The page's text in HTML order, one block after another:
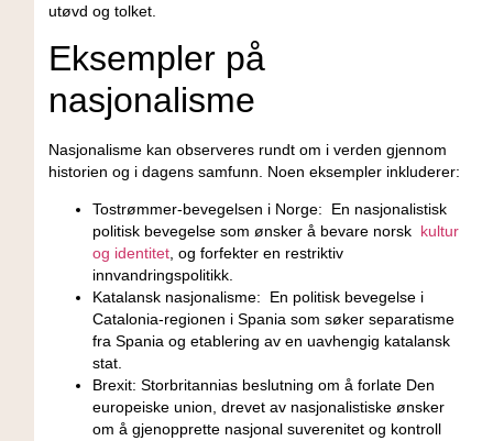
utøvd og ‌tolket.
Eksempler på
nasjonalisme
Nasjonalisme ⁣kan observeres rundt om ​i verden gjennom
historien og i‍ dagens samfunn. Noen eksempler ⁣inkluderer:
Tostrømmer-bevegelsen i Norge: ‍ En ‍nasjonalistisk​
politisk bevegelse⁣ som ønsker å⁤ bevare‌ norsk ⁢ kultur
og identitet, og forfekter ‍en‍ restriktiv
innvandringspolitikk.
Katalansk nasjonalisme: ⁢ En politisk bevegelse i
Catalonia-regionen i ⁢Spania som ‌søker separatisme
fra⁤ Spania og ⁢etablering av en uavhengig katalansk
stat.
Brexit: Storbritannias ⁢beslutning om‌ å forlate ⁤Den
europeiske union, drevet av nasjonalistiske ønsker
om å ​gjenopprette‌ nasjonal suverenitet og kontroll